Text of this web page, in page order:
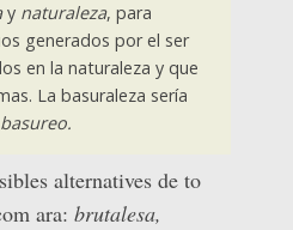
y naturaleza, para
generados por el ser
en la naturaleza y que
La basuraleza sería
basureo.
alternatives de to
ara: brutalesa,